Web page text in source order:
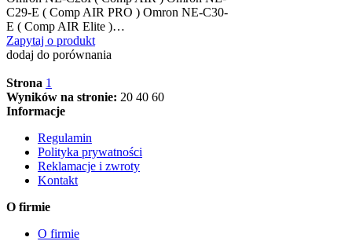
C29-E ( Comp AIR PRO ) Omron NE-C30-
E ( Comp AIR Elite )…
Zapytaj o produkt
dodaj do porównania
Strona 1
Wyników na stronie: 20 40 60
Informacje
Regulamin
Polityka prywatności
Reklamacje i zwroty
Kontakt
O firmie
O firmie